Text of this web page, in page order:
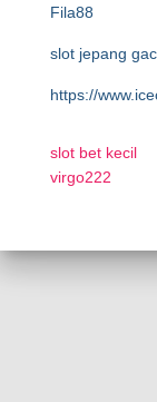
Fila88
slot jepang
https://
slot bet kecil
virgo222